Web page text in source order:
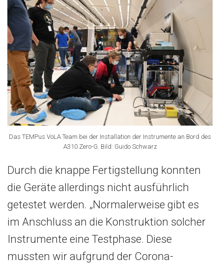
Das TEMPus VoLA Team bei der Installation der Instrumente an Bord des
A310 Zero-G. Bild: Guido Schwarz
Durch die knappe Fertigstellung konnten
die Geräte allerdings nicht ausführlich
getestet werden. „Normalerweise gibt es
im Anschluss an die Konstruktion solcher
Instrumente eine Testphase. Diese
mussten wir aufgrund der Corona-